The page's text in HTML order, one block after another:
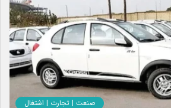
صنعت | تجارت | اشتغال